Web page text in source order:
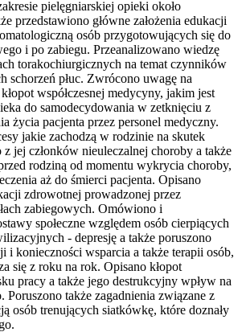
pielęgniarskiej opieki około
przedstawiono główne założenia edukacji
osób przygotowujących się do
i po zabiegu. Przeanalizowano wiedzę
torakochiurgicznych na temat czynników
schorzeń płuc. Zwrócono uwagę na
współczesnej medycyny, jakim jest
do samodecydowania w zetknięciu z
życia pacjenta przez personel medyczny.
jakie zachodzą w rodzinie na skutek
jej członków nieuleczalnej choroby a także
rodziną od momentu wykrycia choroby,
aż do śmierci pacjenta. Opisano
zdrowotnej prowadzonej przez
zabiegowych. Omówiono i
społeczne względem osób cierpiących
- depresję a także poruszono
i konieczności wsparcia a także terapii osób,
się z roku na rok. Opisano kłopot
pracy a także jego destrukcyjny wpływ na
Poruszono także zagadnienia związane z
osób trenujących siatkówkę, które doznały